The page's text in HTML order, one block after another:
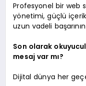
Profesyonel bir web
yönetimi, güçlü
uzun vadeli
Son olarak
mesaj var mı?
Dijital dünya her